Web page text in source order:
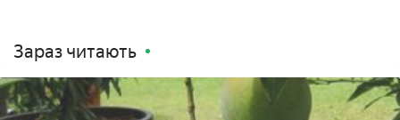
Зараз читають